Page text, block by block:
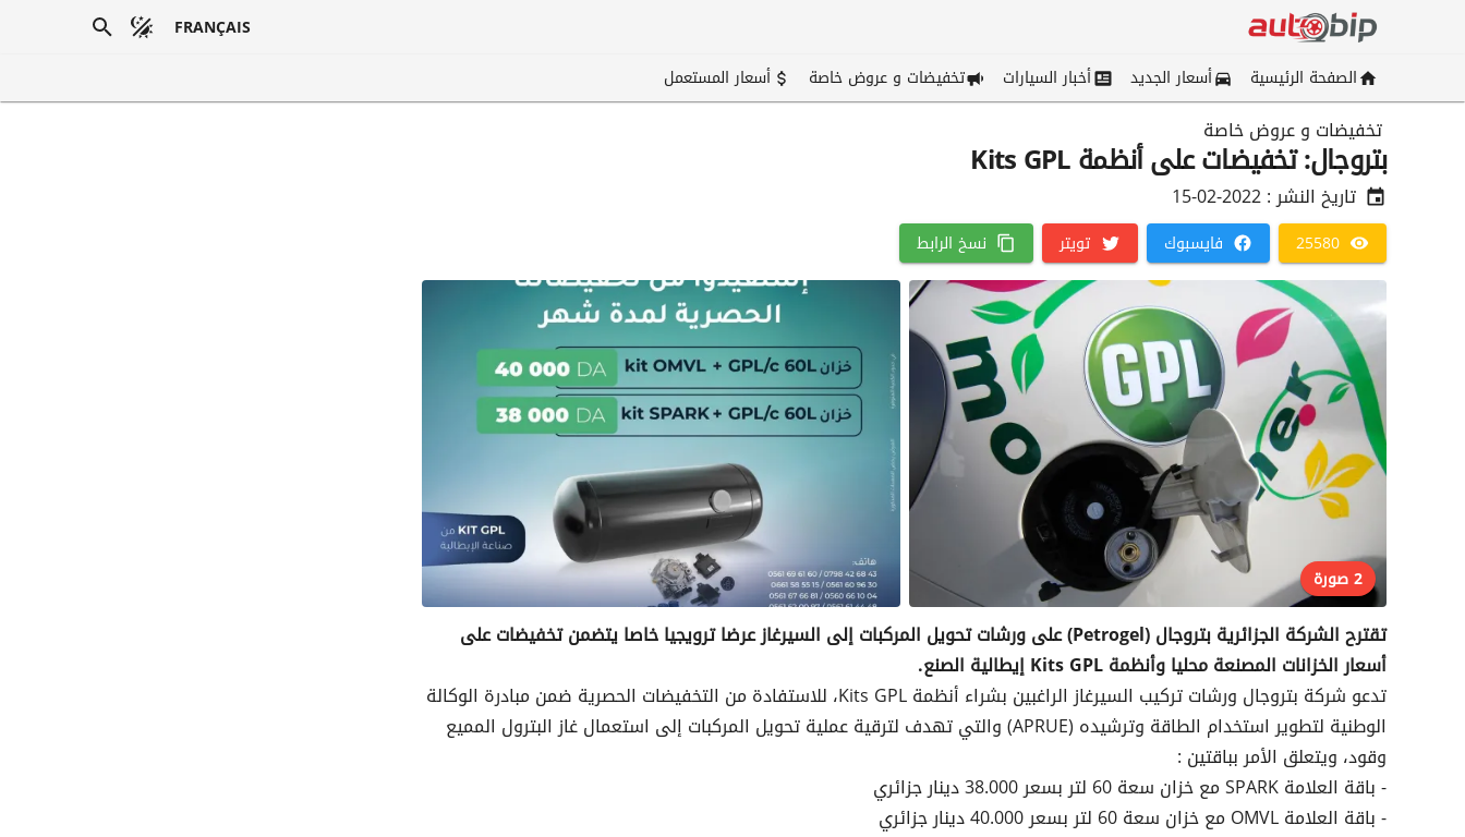
FRANÇAIS
الصفحة الرئيسية
أسعار الجديد أخبار السيارات تخفيضات و عروض خاصة أسعار المستعمل
تخفيضات و عروض خاصة
بتروجال: تخفيضات على أنظمة Kits GPL
تاريخ النشر :2022-02-15
25580 فايسبوك تويتر نسخ الرابط
2 صورة
تقترح الشركة الجزائرية بتروجال (Petrogel) على ورشات تحويل المركبات إلى السيرغاز عرضا ترويجيا خاصا يتضمن تخفيضات على
أسعار الخزانات المصنعة محليا وأنظمة Kits GPL إيطالية الصنع.
تدعو شركة بتروجال ورشات تركيب السيرغاز الراغبين بشراء أنظمة Kits GPL، للاستفادة من التخفيضات الحصرية ضمن مبادرة الوكالة
الوطنية لتطوير استخدام الطاقة وترشيده (APRUE) والتي تهدف لترقية عملية تحويل المركبات إلى استعمال غاز البترول المميع
وقود، ويتعلق الأمر بباقتين :
- باقة العلامة SPARK مع خزان سعة 60 لتر بسعر 38.000 دينار جزائري
- باقة العلامة OMVL مع خزان سعة 60 لتر بسعر 40.000 دينار جزائري